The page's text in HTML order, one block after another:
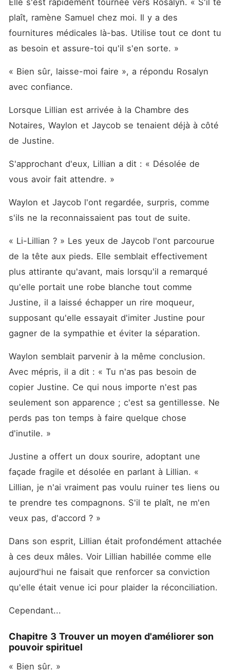
Elle s'est rapidement tournée vers Rosalyn. « S'il te
plaît, ramène Samuel chez moi. Il y a des
fournitures médicales là-bas. Utilise tout ce dont tu
as besoin et assure-toi qu'il s'en sorte. »
« Bien sûr, laisse-moi faire », a répondu Rosalyn
avec confiance.
Lorsque Lillian est arrivée à la Chambre des
Notaires, Waylon et Jaycob se tenaient déjà à côté
de Justine.
S'approchant d'eux, Lillian a dit : « Désolée de
vous avoir fait attendre. »
Waylon et Jaycob l'ont regardée, surpris, comme
s'ils ne la reconnaissaient pas tout de suite.
« Li-Lillian ? » Les yeux de Jaycob l'ont parcourue
de la tête aux pieds. Elle semblait effectivement
plus attirante qu'avant, mais lorsqu'il a remarqué
qu'elle portait une robe blanche tout comme
Justine, il a laissé échapper un rire moqueur,
supposant qu'elle essayait d'imiter Justine pour
gagner de la sympathie et éviter la séparation.
Waylon semblait parvenir à la même conclusion.
Avec mépris, il a dit : « Tu n'as pas besoin de
copier Justine. Ce qui nous importe n'est pas
seulement son apparence ; c'est sa gentillesse. Ne
perds pas ton temps à faire quelque chose
d'inutile. »
Justine a offert un doux sourire, adoptant une
façade fragile et désolée en parlant à Lillian. «
Lillian, je n'ai vraiment pas voulu ruiner tes liens ou
te prendre tes compagnons. S'il te plaît, ne m'en
veux pas, d'accord ? »
Dans son esprit, Lillian était profondément attachée
à ces deux mâles. Voir Lillian habillée comme elle
aujourd'hui ne faisait que renforcer sa conviction
qu'elle était venue ici pour plaider la réconciliation.
Cependant...
Chapitre 3 Trouver un moyen d'améliorer son
pouvoir spirituel
« Bien sûr. »